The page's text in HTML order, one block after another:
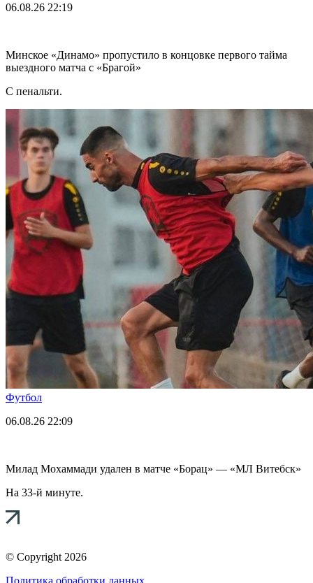
06.08.26 22:19
Минское «Динамо» пропустило в концовке первого тайма
выездного матча с «Брагой»
С пенальти.
Футбол
06.08.26 22:09
Милад Мохаммади удален в матче «Борац» — «МЛ Витебск»
На 33-й минуте.
© Copyright 2026
Политика обработки данных